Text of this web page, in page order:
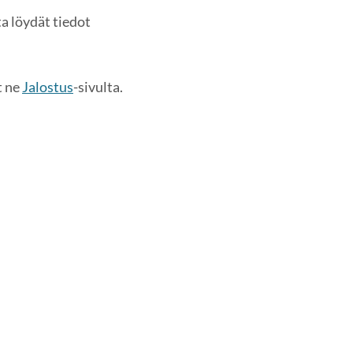
löydät tiedot
neJalostus-sivulta.